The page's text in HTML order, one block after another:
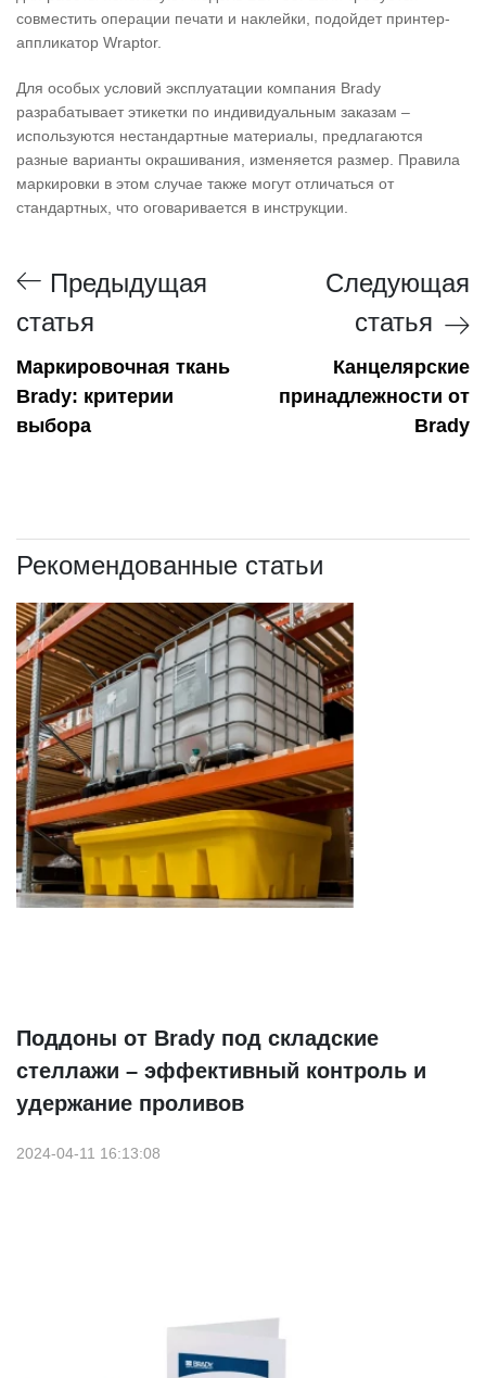
совместить операции печати и наклейки, подойдет принтер-
аппликатор Wraptor.
Для особых условий эксплуатации компания Brady
разрабатывает этикетки по индивидуальным заказам –
используются нестандартные материалы, предлагаются
разные варианты окрашивания, изменяется размер. Правила
маркировки в этом случае также могут отличаться от
стандартных, что оговаривается в инструкции.
Предыдущая
статья
Маркировочная ткань
Brady: критерии
выбора
Следующая
статья
Канцелярские
принадлежности от
Brady
Рекомендованные статьи
Поддоны от Brady под складские
стеллажи – эффективный контроль и
удержание проливов
2024-04-11 16:13:08